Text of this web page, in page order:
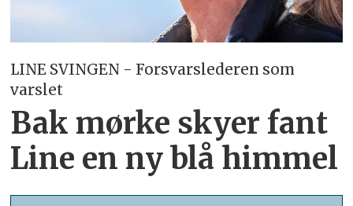
LINE SVINGEN - Forsvarslederen som
varslet
Bak mørke skyer fant
Line en ny blå himmel